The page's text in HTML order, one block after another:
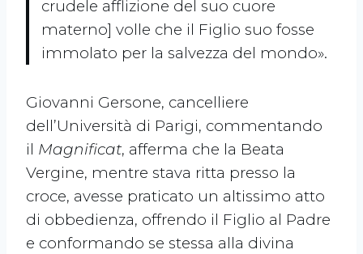
crudele afflizione del suo cuore
materno] volle che il Figlio suo fosse
immolato per la salvezza del mondo».
Giovanni Gersone, cancelliere
dell’Università di Parigi, commentando
il Magnificat, afferma che la Beata
Vergine, mentre stava ritta presso la
croce, avesse praticato un altissimo atto
di obbedienza, offrendo il Figlio al Padre
e conformando se stessa alla divina